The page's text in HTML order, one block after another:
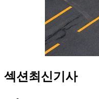
섹션최신기사